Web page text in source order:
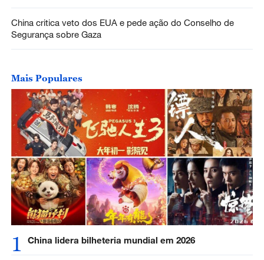
China critica veto dos EUA e pede ação do Conselho de
Segurança sobre Gaza
Mais Populares
1 China lidera bilheteria mundial em 2026